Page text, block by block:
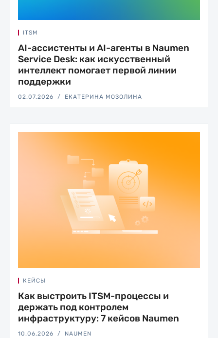
ITSM
AI-ассистенты и AI-агенты в Naumen
Service Desk: как искусственный
интеллект помогает первой линии
поддержки
02.07.2026 ЕКАТЕРИНА МОЗОЛИНА
КЕЙСЫ
Как выстроить ITSM-процессы и
держать под контролем
инфраструктуру: 7 кейсов Naumen
10.06.2026 NAUMEN